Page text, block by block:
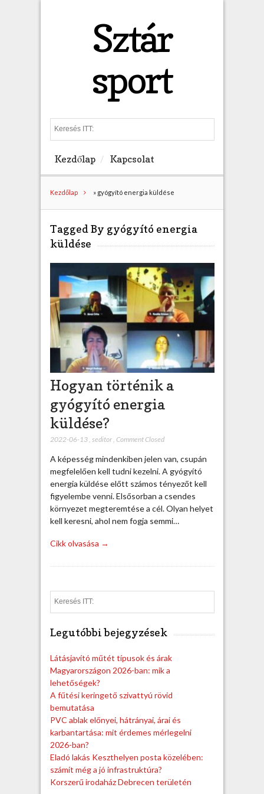
Sztár
sport
e
h
Kezdőlap Kapcsolat
Kezdőlap » gyógyító energia küldése
Tagged By gyógyító energia
küldése
Hogyan történik a
gyógyító energia
küldése?
2022-06-13, seditor, Comment Closed
A képesség mindenkiben jelen van, csupán
megfelelően kell tudni kezelni. A gyógyító
energia küldése előtt számos tényezőt kell
figyelembe venni. Elsősorban a csendes
környezet megteremtése a cél. Olyan helyet
kell keresni, ahol nem fogja semmi…
Cikk olvasása →
e
Legutóbbi bejegyzések
Látásjavító műtét típusok és árak
Magyarországon 2026-ban: mik a
lehetőségek?
A fűtési keringető szivattyú rövid
bemutatása
PVC ablak előnyei, hátrányai, árai és
karbantartása: mit érdemes mérlegelni
2026-ban?
Eladó lakás Keszthelyen posta közelében:
számít még a jó infrastruktúra?
Korszerű irodaház Debrecen területén